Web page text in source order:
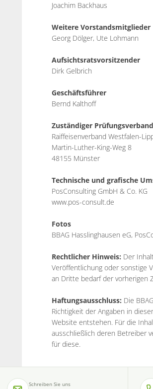
Joachim Backhaus
Weitere Vorstandsmitglieder
Georg Dölger, Ute Lohmann
Aufsichtsratsvorsitzender
Dirk Gelbrich
Geschäftsführer
Bernd Kalthoff
Zuständiger
Raiffeisenverband Westfalen-
Martin-Luther-King-Weg 8
48155 Münster
Technische und grafische
PosConsulting GmbH & Co. KG
www.pos-consult.de
Fotos
BBAG Hasslinghausen eG,
Rechtlicher Hinweis: Der
Veröffentlichung oder sonstige
an Dritte bedarf der vorherigen
Haftungsausschluss: Die
Richtigkeit der Angaben in
Website entstehen. Für die
ausschließlich deren Betreiber
für diese.
Schreiben Sie uns